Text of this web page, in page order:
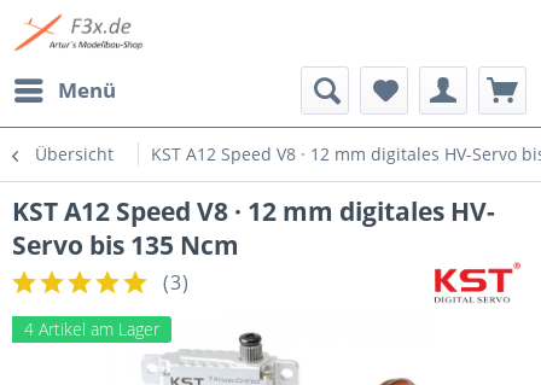
Menü
Übersicht KST A12 Speed V8 · 12 mm digitales HV-Servo
KST A12 Speed V8 · 12 mm digitales HV-
Servo bis 135 Ncm
(3)
4 Artikel am Lager